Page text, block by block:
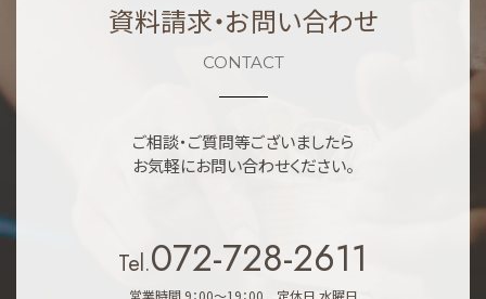
資料請求・お問い合わせ
CONTACT
ご相談・ご質問等ございましたら
お気軽にお問い合わせください。
Tel.072-728-2611